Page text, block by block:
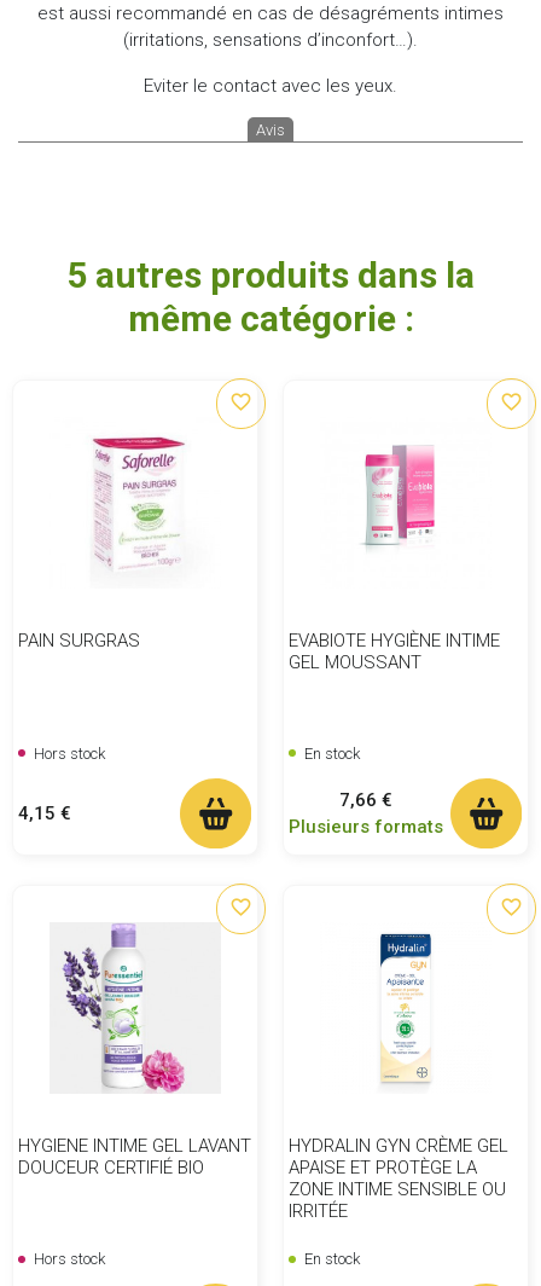
est aussi recommandé en cas de désagréments intimes
(irritations, sensations d’inconfort…).
Eviter le contact avec les yeux.
Avis
5 autres produits dans la
même catégorie :
PAIN SURGRAS
favorite_border
Hors stock
Prix
4,15 €
EVABIOTE HYGIÈNE INTIME
GEL MOUSSANT
favorite_border
En stock
Prix
7,66 €
Plusieurs formats
HYGIENE INTIME GEL LAVANT
DOUCEUR CERTIFIÉ BIO
favorite_border
Hors stock
HYDRALIN GYN CRÈME GEL
APAISE ET PROTÈGE LA
ZONE INTIME SENSIBLE OU
IRRITÉE
favorite_border
En stock